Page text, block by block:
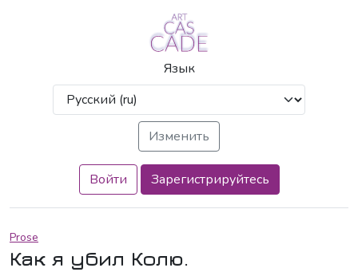
Язык
Войти Зарегистрируйтесь
Prose
Как я убил Колю.